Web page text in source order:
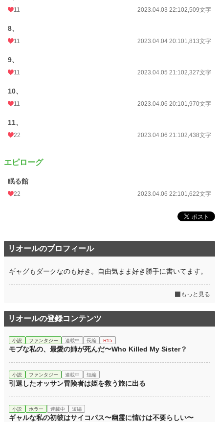
11 2023.04.03 22:102,509文字
8、
11 2023.04.04 20:101,813文字
9、
11 2023.04.05 21:102,327文字
10、
11 2023.04.06 20:101,970文字
11、
22 2023.04.06 21:102,438文字
エピローグ
眠る館
22 2023.04.06 22:101,622文字
リオールのプロフィール
ギャグもダークなのも好き。自由気まま好き勝手に書いてます。
もっと見る
リオールの登録コンテンツ
小説 ファンタジー 連載中 長編 R15
モブな私の、最愛の姉が死んだ〜Who Killed My Sister？
小説 ファンタジー 連載中 短編
引退したオッサン冒険者は姫を救う旅に出る
小説 ホラー 連載中 短編
ギャルな私の初彼はサイコパス〜幽霊に情けは不要らしい〜